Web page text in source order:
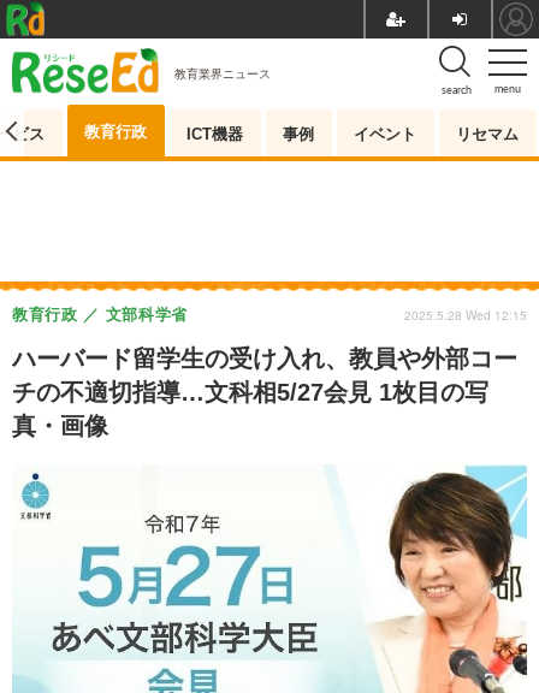
menu
search
教育業界ニュース
ビス 教育行政 ICT機器 事例 イベント リセマム
ハーバード留学生の受け入れ、教員や外部コー
チの不適切指導…文科相5/27会見 1枚目の写
真・画像
教育行政 文部科学省 2025.5.28 Wed 12:15